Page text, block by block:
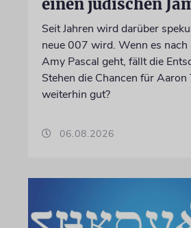
einen jüdischen
Seit Jahren wird darüber
neue 007 wird. Wenn es nach
Amy Pascal geht, fällt die
Stehen die Chancen für Aaron
weiterhin gut?
06.08.2026